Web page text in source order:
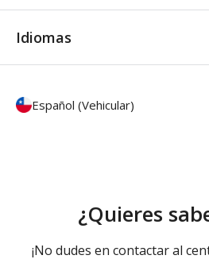
Idiomas
Español (Vehicular)
¿Quieres
¡No dudes en contactar al